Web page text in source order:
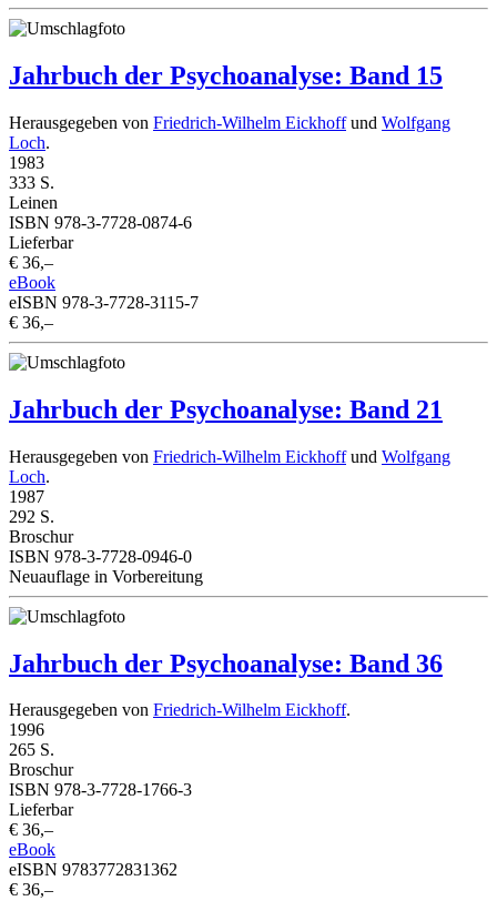
Jahrbuch der Psychoanalyse: Band 15
Herausgegeben von Friedrich-Wilhelm Eickhoffund Wolfgang
Loch.
1983
333 S.
Leinen
ISBN 978-3-7728-0874-6
Lieferbar
€ 36,–
eBook
eISBN 978-3-7728-3115-7
€ 36,–
Jahrbuch der Psychoanalyse: Band 21
Herausgegeben von Friedrich-Wilhelm Eickhoffund Wolfgang
Loch.
1987
292 S.
Broschur
ISBN 978-3-7728-0946-0
Neuauflage in Vorbereitung
Jahrbuch der Psychoanalyse: Band 36
Herausgegeben von Friedrich-Wilhelm Eickhoff.
1996
265 S.
Broschur
ISBN 978-3-7728-1766-3
Lieferbar
€ 36,–
eBook
eISBN 9783772831362
€ 36,–